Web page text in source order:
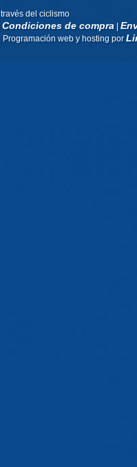
del ciclismo
Condiciones de compra|
web y hosting por